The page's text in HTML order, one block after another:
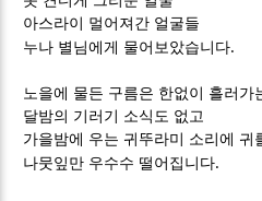
아스라이 멀어져간 얼굴들
누나 별님에게 물어보았습니다.
노을에 물든 구름은 한없이 흘러가
달밤의 기러기 소식도 없고
가을밤에 우는 귀뚜라미 소리에 귀
나뭇잎만 우수수 떨어집니다.